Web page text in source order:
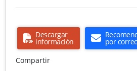
Descargar
información
por
Compartir